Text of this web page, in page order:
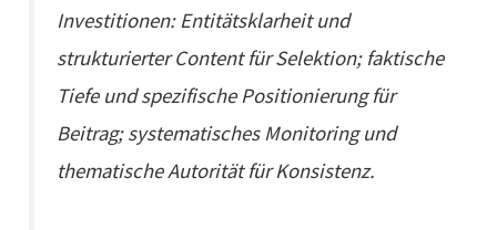
Investitionen: Entitätsklarheit und
strukturierter Content für Selektion; faktische
Tiefe und spezifische Positionierung für
Beitrag; systematisches Monitoring und
thematische Autorität für Konsistenz.